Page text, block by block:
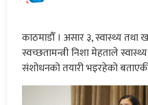
काठमाडौँ । असार ३, स्वास्थ्य तथा
स्वच्छतामन्त्री निशा मेहताले
संशोधनको तयारी भइरहेको